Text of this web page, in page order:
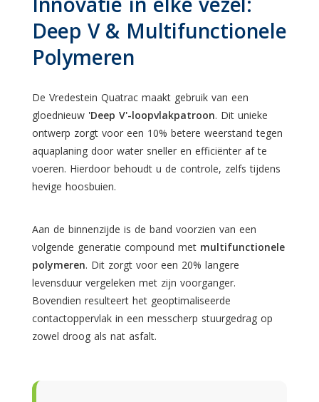
Deep V & Multifunctionele
Polymeren
De Vredestein Quatrac maakt gebruik van een
gloednieuw 'Deep V'-loopvlakpatroon. Dit unieke
ontwerp zorgt voor een 10% betere weerstand tegen
aquaplaning door water sneller en efficiënter af te
voeren. Hierdoor behoudt u de controle, zelfs tijdens
hevige hoosbuien.
Aan de binnenzijde is de band voorzien van een
volgende generatie compound met multifunctionele
polymeren. Dit zorgt voor een 20% langere
levensduur vergeleken met zijn voorganger.
Bovendien resulteert het geoptimaliseerde
contactoppervlak in een messcherp stuurgedrag op
zowel droog als nat asfalt.